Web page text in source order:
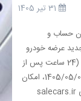
کردن حساب و
جدید عرضه خودرو
اقدام کنند. شایان ذکر است پس از وکالتی کردن حساب (24 ساعت پس از
ثبت درخواست در بانک مربوطه) تا روز دوشنبه مورخ 1405/05/05، امکان
ورود به سامانه و انتخاب خودرو برای متقاضیان به نشانی salecars.ir